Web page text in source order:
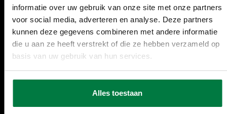
informatie over uw gebruik van onze site met onze partners
voor social media, adverteren en analyse. Deze partners
kunnen deze gegevens combineren met andere informatie
die u aan ze heeft verstrekt of die ze hebben verzameld op
basis van uw gebruik van hun services.
Alles toestaan
[email protected]
instagram
facebook
youtube
Garanties
Reparatie
Retourneren
Verzending
Over ons
Sale
Stalenservice
Zakelijke klanten